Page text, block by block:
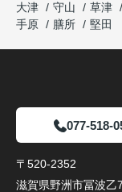
大津
守山 草津
手原
膳所 堅田
077-518-
〒520-2352
滋賀県野洲市冨波